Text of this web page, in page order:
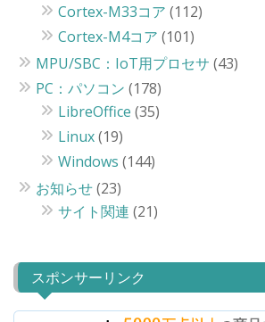
Cortex-M33コア (112)
Cortex-M4コア (101)
MPU/SBC：IoT用プロセサ (43)
PC：パソコン (178)
LibreOffice (35)
Linux(19)
Windows (144)
お知らせ(23)
サイト関連 (21)
スポンサーリンク